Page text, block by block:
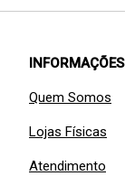
INFORMAÇÕES
Quem Somos
Lojas Físicas
Atendimento